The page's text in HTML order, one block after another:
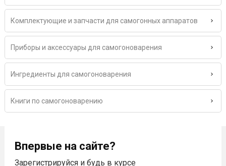
Комплектующие и запчасти для самогонных аппаратов
Приборы и аксессуары для самогоноварения
Ингредиенты для самогоноварения
Книги по самогоноварению
Впервые на сайте?
Зарегистрируйся и будь в курсе